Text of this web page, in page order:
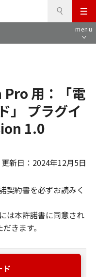
メ
ニ
ュ
menu
用：「電
」 プラグイ
1.0
更新日：2024年12月5日
契約書を必ずお読みく
は本許諾書に同意され
きます。
ド